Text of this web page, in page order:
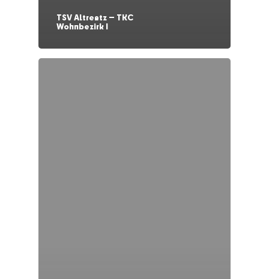
TSV Altreetz — TKC
Wohnbezirk I